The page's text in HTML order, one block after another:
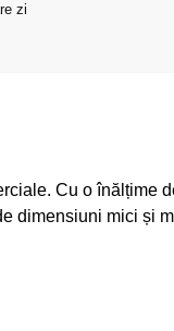
zi
Cu o înălțime
dimensiuni mici și